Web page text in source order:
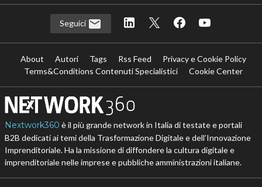
Seguici
About Autori Tags Rss Feed
Privacy e Cookie Policy
Terms&Conditions Contenuti Specialistici
Cookie Center
Nextwork360 è il più grande network in Italia di testate e portali
B2B dedicati ai temi della Trasformazione Digitale e dell’Innovazione
Imprenditoriale. Ha la missione di diffondere la cultura digitale e
imprenditoriale nelle imprese e pubbliche amministrazioni italiane.